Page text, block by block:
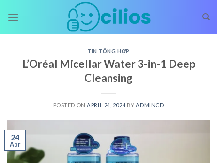
TIN TỔNG HỢP
L’Oréal Micellar Water 3-in-1 Deep
Cleansing
POSTED ON APRIL 24, 2024 BY ADMINCD
24
Apr